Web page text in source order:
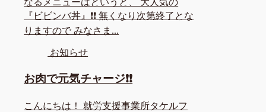
なるメニューはというと、 大人気の
『ビビンバ丼』❗❗ 無くなり次第終了とな
りますので みなさま...
お知らせ
お肉で元気チャージ❗❗
こんにちは！ 就労支援事業所タケルフ